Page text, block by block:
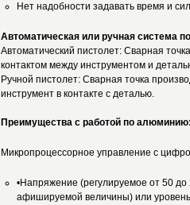
Нет надобности задавать время и
Автоматическая или ручная система
Автоматический пистолет: Сварная
контактом между инструментом и
Ручной пистолет: Сварная точка
инструмент в контакте с деталью.
Преимущества с работой по алюминию:
Микропроцессорное управление с
•Напряжение (регулируемое от 50
афишируемой величины) или